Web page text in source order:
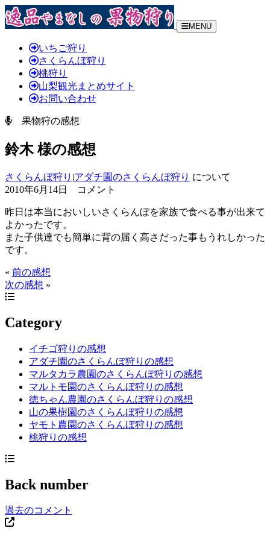
MENU
いちご狩り
さくらんぼ狩り
桃狩り
山梨観光まとめサイト
お問い合わせ
果物狩の感想
鈴木 様の感想
さくらんぼ狩り |アダチ園のさくらんぼ狩り について
2010年6月14日 コメント
昨日は本当においしいさくらんぼを家族で食べる事が出来て
よかったです。
また子供達でも簡単に背の届く高さだった事もうれしかった
です。
« 前の感想
次の感想 »
Category
イチゴ狩りの感想
アダチ園のさくらんぼ狩りの感想
マルタカラ農園のさくらんぼ狩りの感想
マルトモ園のさくらんぼ狩りの感想
徳ちゃん農園のさくらんぼ狩りの感想
山の果樹園のさくらんぼ狩りの感想
ヤモト農園のさくらんぼ狩りの感想
桃狩りの感想
Back number
過去のコメント